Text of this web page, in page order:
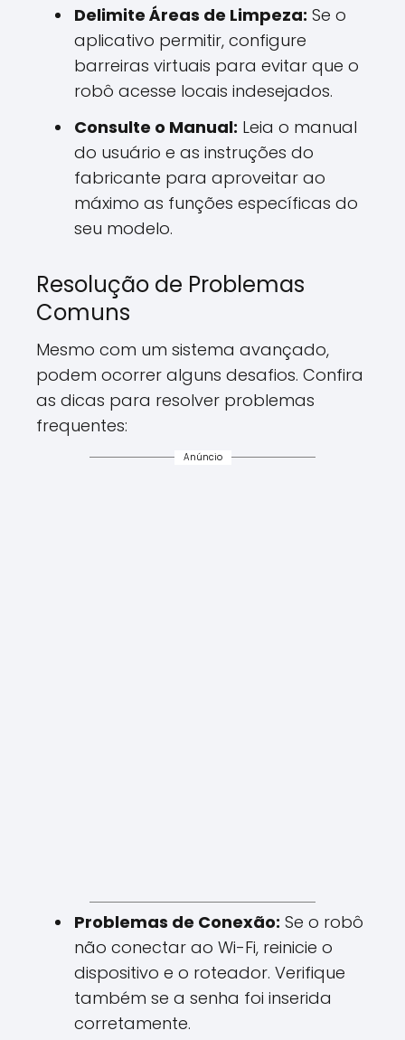
Delimite Áreas de Limpeza: Se o
aplicativo permitir, configure
barreiras virtuais para evitar que o
robô acesse locais indesejados.
Consulte o Manual: Leia o manual
do usuário e as instruções do
fabricante para aproveitar ao
máximo as funções específicas do
seu modelo.
Resolução de Problemas
Comuns
Mesmo com um sistema avançado,
podem ocorrer alguns desafios. Confira
as dicas para resolver problemas
frequentes:
Anúncio
Problemas de Conexão: Se o robô
não conectar ao Wi-Fi, reinicie o
dispositivo e o roteador. Verifique
também se a senha foi inserida
corretamente.